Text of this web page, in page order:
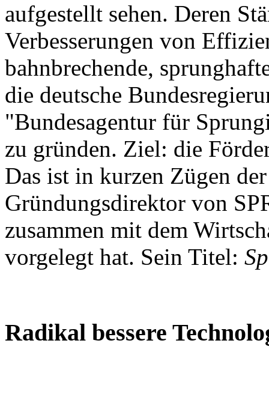
aufgestellt sehen. Deren
Verbesserungen von
bahnbrechende,
die deutsche
"Bundesagentur für
zu gründen. Ziel: die
Das ist in kurzen Zügen
Gründungsdirektor von
zusammen mit dem
vorgelegt hat. Sein Titel:
Radikal bessere